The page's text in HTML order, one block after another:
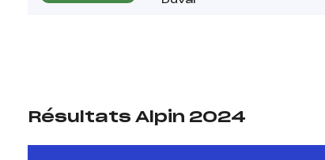
Résultats Alpin 2024